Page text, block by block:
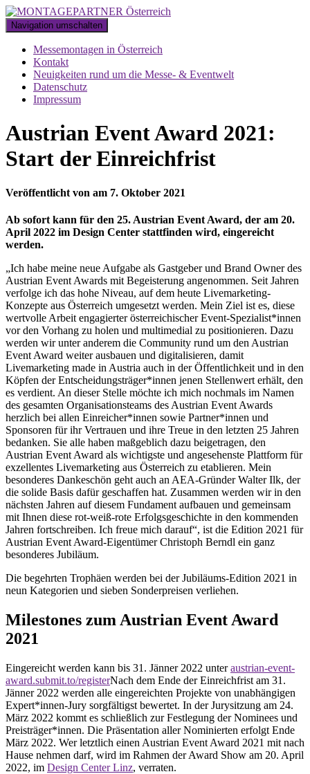
Navigation umschalten
Messemontagen in Österreich
Kontakt
Neuigkeiten rund um die Messe- & Eventwelt
Datenschutz
Impressum
Austrian Event Award 2021:
Start der Einreichfrist
Veröffentlicht von am 7. Oktober 2021
Ab sofort kann für den 25. Austrian Event Award, der am 20.
April 2022 im Design Center stattfinden wird, eingereicht
werden.
„Ich habe meine neue Aufgabe als Gastgeber und Brand Owner des
Austrian Event Awards mit Begeisterung angenommen. Seit Jahren
verfolge ich das hohe Niveau, auf dem heute Livemarketing-
Konzepte aus Österreich umgesetzt werden. Mein Ziel ist es, diese
wertvolle Arbeit engagierter österreichischer Event-Spezialist*innen
vor den Vorhang zu holen und multimedial zu positionieren. Dazu
werden wir unter anderem die Community rund um den Austrian
Event Award weiter ausbauen und digitalisieren, damit
Livemarketing made in Austria auch in der Öffentlichkeit und in den
Köpfen der Entscheidungsträger*innen jenen Stellenwert erhält, den
es verdient. An dieser Stelle möchte ich mich nochmals im Namen
des gesamten Organisationsteams des Austrian Event Awards
herzlich bei allen Einreicher*innen sowie Partner*innen und
Sponsoren für ihr Vertrauen und ihre Treue in den letzten 25 Jahren
bedanken. Sie alle haben maßgeblich dazu beigetragen, den
Austrian Event Award als wichtigste und angesehenste Plattform für
exzellentes Livemarketing aus Österreich zu etablieren. Mein
besonderes Dankeschön geht auch an AEA-Gründer Walter Ilk, der
die solide Basis dafür geschaffen hat. Zusammen werden wir in den
nächsten Jahren auf diesem Fundament aufbauen und gemeinsam
mit Ihnen diese rot-weiß-rote Erfolgsgeschichte in den kommenden
Jahren fortschreiben. Ich freue mich darauf“, ist die Edition 2021 für
Austrian Event Award-Eigentümer Christoph Berndl ein ganz
besonderes Jubiläum.
Die begehrten Trophäen werden bei der Jubiläums-Edition 2021 in
neun Kategorien und sieben Sonderpreisen verliehen.
Milestones zum Austrian Event Award
2021
Eingereicht werden kann bis 31. Jänner 2022 unteraustrian-event-
award.submit.to/registerNach dem Ende der Einreichfrist am 31.
Jänner 2022 werden alle eingereichten Projekte von unabhängigen
Expert*innen-Jury sorgfältigst bewertet. In der Jurysitzung am 24.
März 2022 kommt es schließlich zur Festlegung der Nominees und
Preisträger*innen. Die Präsentation aller Nominierten erfolgt Ende
März 2022. Wer letztlich einen Austrian Event Award 2021 mit nach
Hause nehmen darf, wird im Rahmen der Award Show am 20. April
2022, im Design Center Linz, verraten.